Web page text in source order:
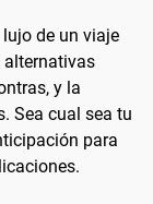
de un viaje
alternativas
y la
Sea cual sea tu
para